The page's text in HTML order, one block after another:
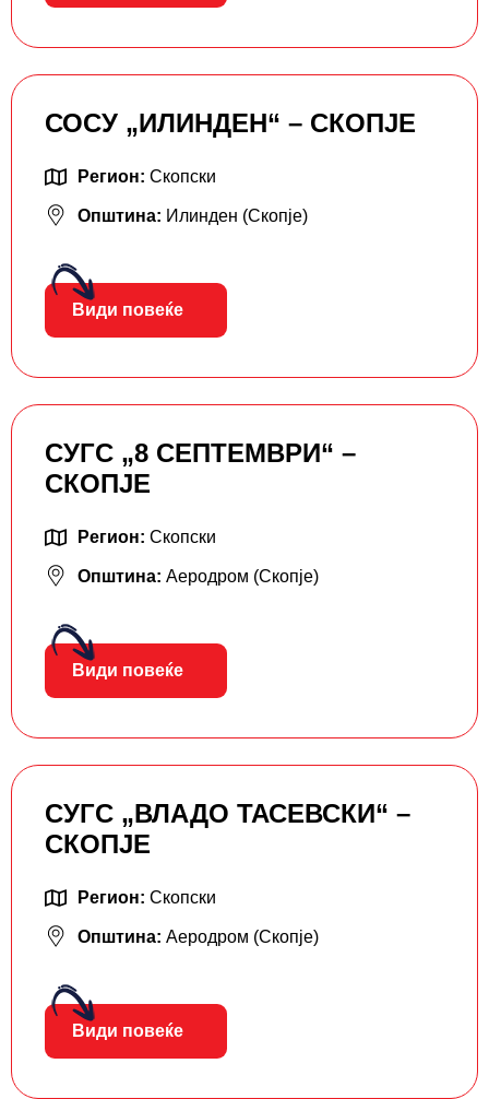
СОСУ „ИЛИНДЕН“ – СКОПЈЕ
Регион: Скопски
Општина: Илинден (Скопје)
Види повеќе
СУГС „8 СЕПТЕМВРИ“ –
СКОПЈЕ
Регион: Скопски
Општина: Аеродром (Скопје)
Види повеќе
СУГС „ВЛАДО ТАСЕВСКИ“ –
СКОПЈЕ
Регион: Скопски
Општина: Аеродром (Скопје)
Види повеќе